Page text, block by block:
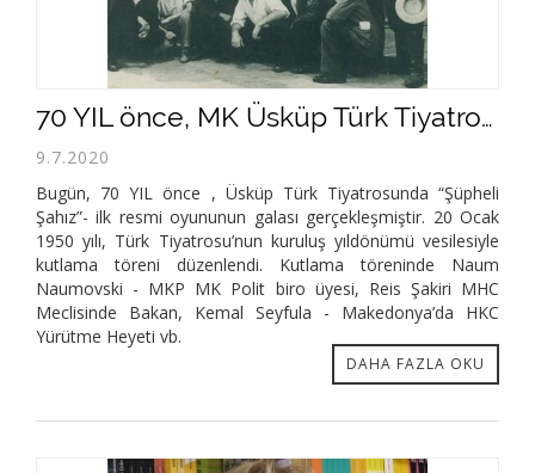
70 YIL önce, MK Üsküp Türk Tiyatrosunda “Şüpheli Şahız”- ilk resmi oyununun galası gerçeklenmiştir.
9.7.2020
Bugün, 70 YIL önce , Üsküp Türk Tiyatrosunda “Şüpheli
Şahız”- ilk resmi oyununun galası gerçekleşmiştir. 20 Ocak
1950 yılı, Türk Tiyatrosu’nun kuruluş yıldönümü vesilesiyle
kutlama töreni düzenlendi. Kutlama töreninde Naum
Naumovski - MKP MK Polit biro üyesi, Reis Şakiri MHC
Meclisinde Bakan, Kemal Seyfula - Makedonya’da HKC
Yürütme Heyeti vb.
DAHA FAZLA OKU